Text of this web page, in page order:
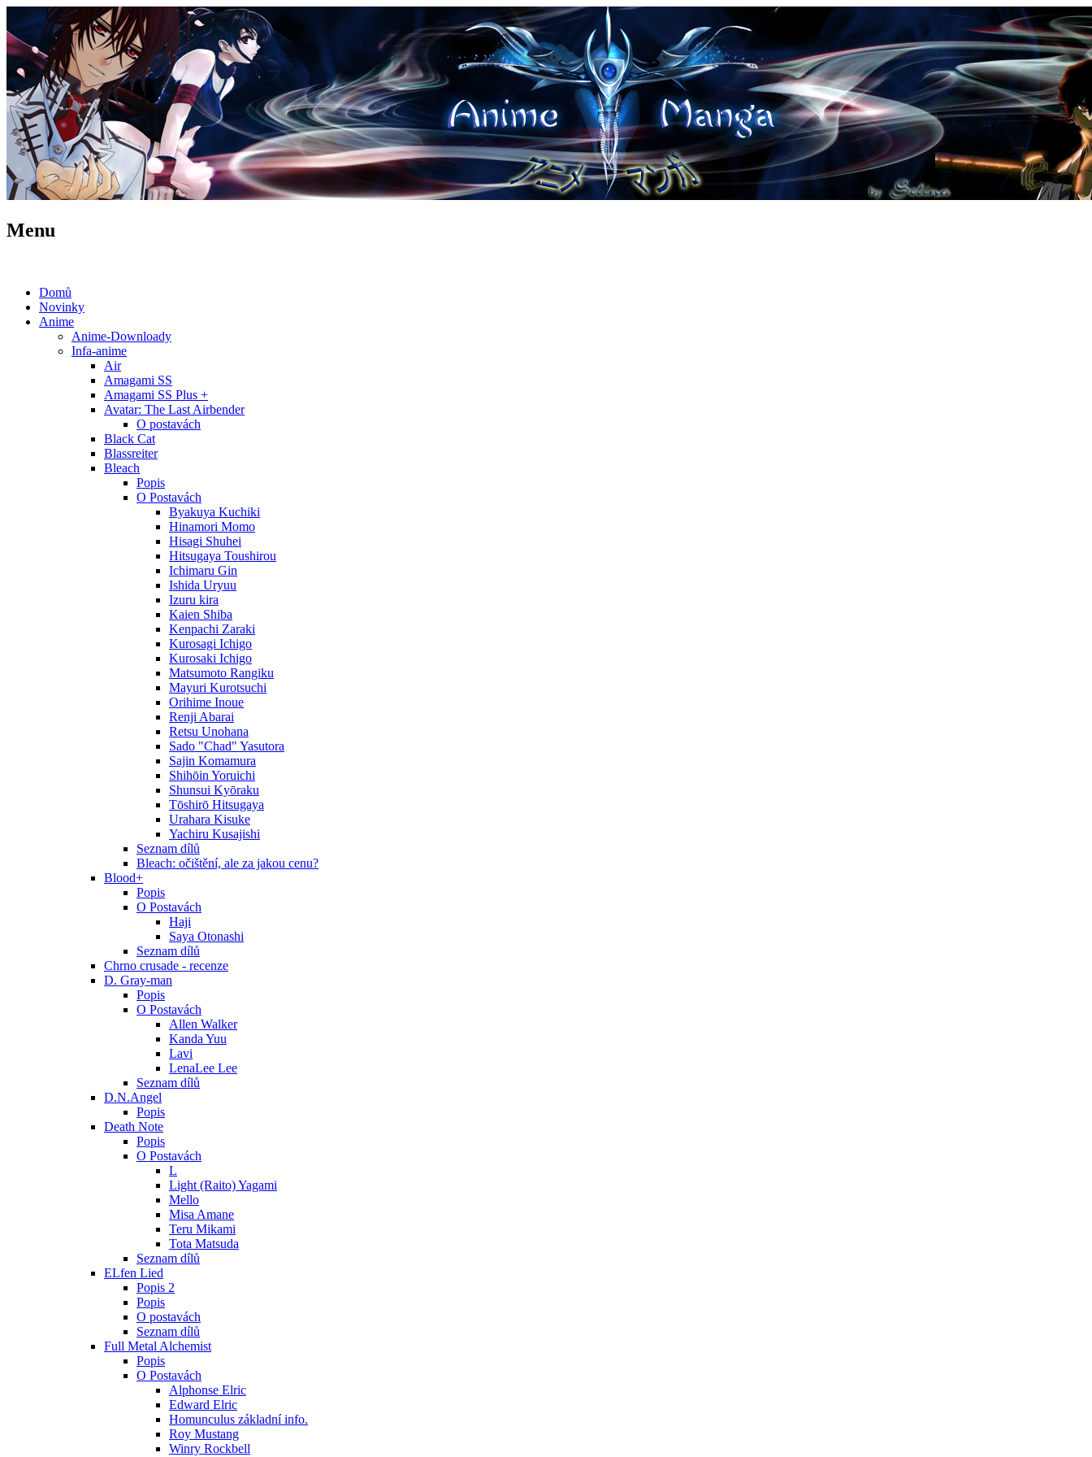
Menu
Domů
Novinky
Anime
Anime-Downloady
Infa-anime
Air
Amagami SS
Amagami SS Plus +
Avatar: The Last Airbender
O postavách
Black Cat
Blassreiter
Bleach
Popis
O Postavách
Byakuya Kuchiki
Hinamori Momo
Hisagi Shuhei
Hitsugaya Toushirou
Ichimaru Gin
Ishida Uryuu
Izuru kira
Kaien Shiba
Kenpachi Zaraki
Kurosagi Ichigo
Kurosaki Ichigo
Matsumoto Rangiku
Mayuri Kurotsuchi
Orihime Inoue
Renji Abarai
Retsu Unohana
Sado "Chad" Yasutora
Sajin Komamura
Shihōin Yoruichi
Shunsui Kyōraku
Tōshirō Hitsugaya
Urahara Kisuke
Yachiru Kusajishi
Seznam dílů
Bleach: očištění, ale za jakou cenu?
Blood+
Popis
O Postavách
Haji
Saya Otonashi
Seznam dílů
Chrno crusade - recenze
D. Gray-man
Popis
O Postavách
Allen Walker
Kanda Yuu
Lavi
LenaLee Lee
Seznam dílů
D.N.Angel
Popis
Death Note
Popis
O Postavách
L
Light (Raito) Yagami
Mello
Misa Amane
Teru Mikami
Tota Matsuda
Seznam dílů
ELfen Lied
Popis 2
Popis
O postavách
Seznam dílů
Full Metal Alchemist
Popis
O Postavách
Alphonse Elric
Edward Elric
Homunculus základní info.
Roy Mustang
Winry Rockbell